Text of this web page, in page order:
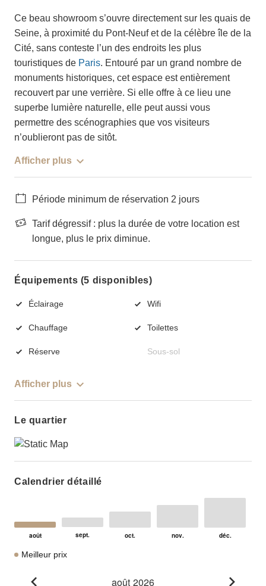
Ce beau showroom s’ouvre directement sur les quais de
Seine, à proximité du Pont-Neuf et de la célèbre île de la
Cité, sans conteste l’un des endroits les plus
touristiques de Paris. Entouré par un grand nombre de
monuments historiques, cet espace est entièrement
recouvert par une verrière. Si elle offre à ce lieu une
superbe lumière naturelle, elle peut aussi vous
permettre des scénographies que vos visiteurs
n’oublieront pas de sitôt.
Afficher plus
Période minimum de réservation 2 jours
Tarif dégressif : plus la durée de votre location est
longue, plus le prix diminue.
Équipements (5 disponibles)
Éclairage Wifi
Chauffage Toilettes
Réserve Sous-sol
Afficher plus
Le quartier
Calendrier détaillé
Meilleur prix
août 2026